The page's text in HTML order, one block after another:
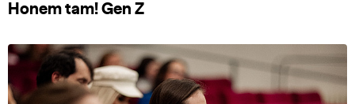
Honem tam! Gen Z